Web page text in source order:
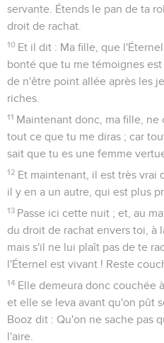
servante. Étends le pan de ta
droit de rachat.
10 Et il dit : Ma fille, que
bonté que tu me témoignes
de n'être point allée après les
riches.
11 Maintenant donc, ma fille,
tout ce que tu me diras ; car
sait que tu es une femme
12 Et maintenant, il est très vrai
il y en a un autre, qui est plus
13 Passe ici cette nuit ; et, au
du droit de rachat envers toi, à
mais s'il ne lui plaît pas de te
l'Éternel est vivant ! Reste
14 Elle demeura donc couchée
et elle se leva avant qu'on pût
Booz dit : Qu'on ne sache pas
l'aire.